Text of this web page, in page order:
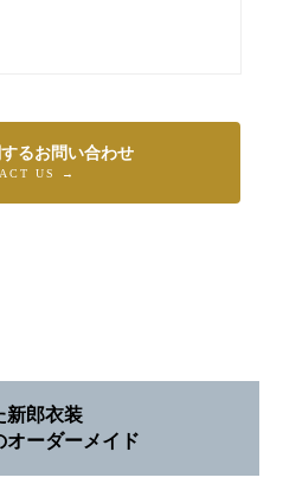
るお問い合わせ
US →
新郎衣装
オーダーメイド